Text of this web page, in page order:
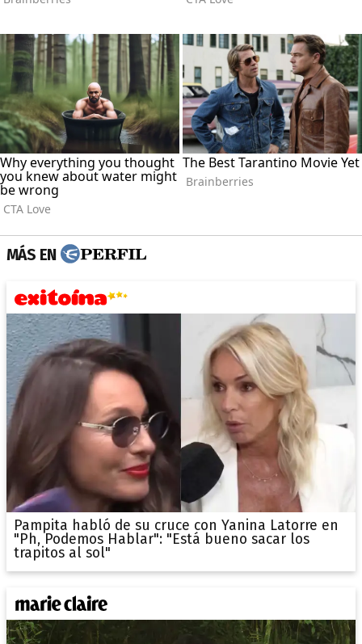
MÁS EN
Pampita habló de su cruce con Yanina Latorre en
"Ph, Podemos Hablar": "Está bueno sacar los
trapitos al sol"